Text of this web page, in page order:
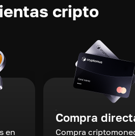
cripto
en
Compra
Compra